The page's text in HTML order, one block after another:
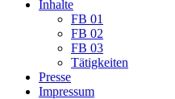
Inhalte
FB 01
FB 02
FB 03
Tätigkeiten
Presse
Impressum